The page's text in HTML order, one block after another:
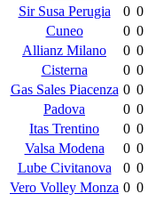
Sir Susa Perugia
0 0
Cuneo
0 0
Allianz Milano
0 0
Cisterna
0 0
Gas Sales Piacenza 0 0
Padova
0 0
Itas Trentino
0 0
Valsa Modena
0 0
Lube Civitanova
0 0
Vero Volley Monza 0 0